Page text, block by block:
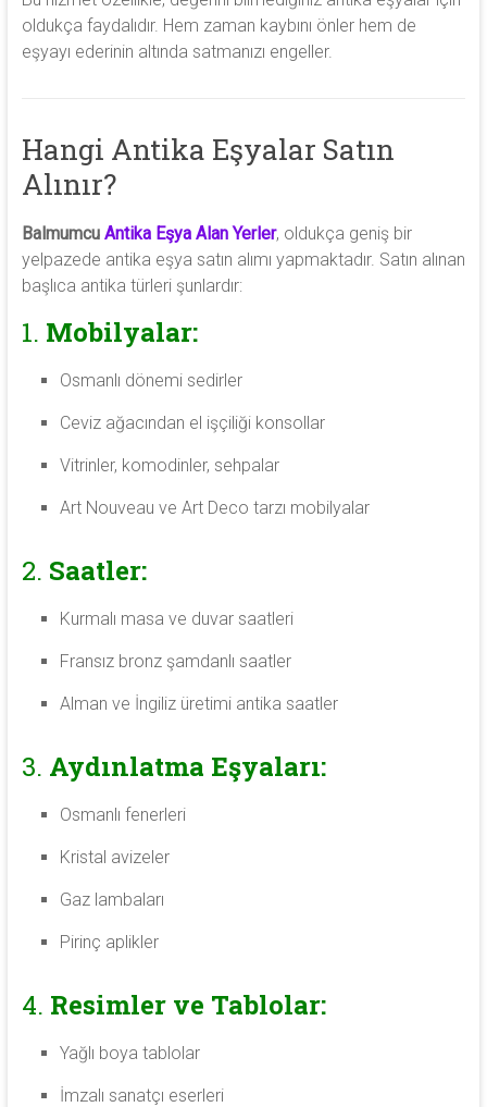
oldukça faydalıdır. Hem zaman kaybını önler hem de
eşyayı ederinin altında satmanızı engeller.
Hangi Antika Eşyalar Satın
Alınır?
Balmumcu Antika Eşya Alan Yerler, oldukça geniş bir
yelpazede antika eşya satın alımı yapmaktadır. Satın alınan
başlıca antika türleri şunlardır:
1. Mobilyalar:
Osmanlı dönemi sedirler
Ceviz ağacından el işçiliği konsollar
Vitrinler, komodinler, sehpalar
Art Nouveau ve Art Deco tarzı mobilyalar
2. Saatler:
Kurmalı masa ve duvar saatleri
Fransız bronz şamdanlı saatler
Alman ve İngiliz üretimi antika saatler
3. Aydınlatma Eşyaları:
Osmanlı fenerleri
Kristal avizeler
Gaz lambaları
Pirinç aplikler
4. Resimler ve Tablolar:
Yağlı boya tablolar
İmzalı sanatçı eserleri